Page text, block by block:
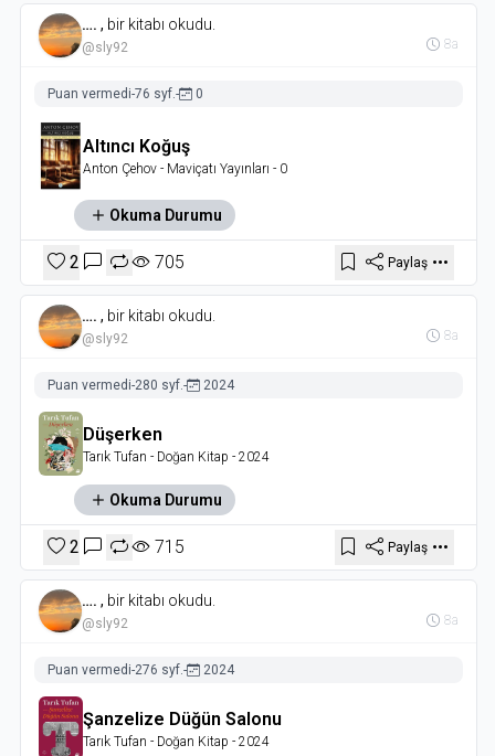
…. , bir kitabı okudu.
@sly92 8a
Puan vermedi-76 syf.- 0
Altıncı Koğuş
Anton Çehov - Maviçatı Yayınları - 0
Okuma Durumu
2 705 Paylaş
…. , bir kitabı okudu.
@sly92 8a
Puan vermedi-280 syf.- 2024
Düşerken
Tarık Tufan - Doğan Kitap - 2024
Okuma Durumu
2 715 Paylaş
…. , bir kitabı okudu.
@sly92 8a
Puan vermedi-276 syf.- 2024
Şanzelize Düğün Salonu
Tarık Tufan - Doğan Kitap - 2024